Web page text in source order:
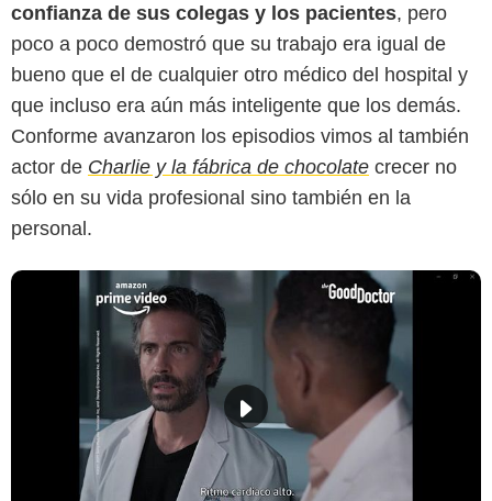
confianza de sus colegas y los pacientes, pero
poco a poco demostró que su trabajo era igual de
bueno que el de cualquier otro médico del hospital y
que incluso era aún más inteligente que los demás.
Conforme avanzaron los episodios vimos al también
actor de Charlie y la fábrica de chocolate crecer no
sólo en su vida profesional sino también en la
personal.